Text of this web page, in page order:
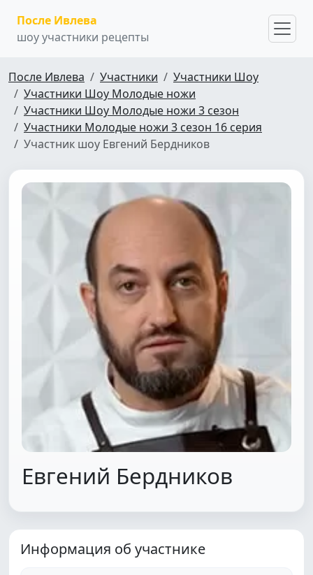
После Ивлева
шоу участники рецепты
После Ивлева Участники
Участники Шоу
Участники Шоу Молодые ножи
Участники Шоу Молодые ножи 3 сезон
Участники Молодые ножи 3 сезон 16 серия
Участник шоу Евгений Бердников
Евгений Бердников
Информация об участнике